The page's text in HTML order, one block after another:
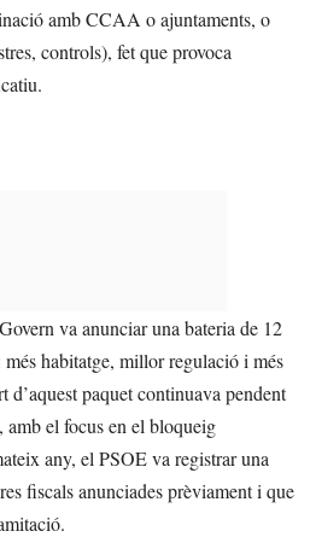
amb CCAA o ajuntaments, o
controls), fet que provoca
va anunciar una bateria de 12
més habitatge, millor regulació i més
d’aquest paquet continuava pendent
amb el focus en el bloqueig
any, el PSOE va registrar una
fiscals anunciades prèviament i que